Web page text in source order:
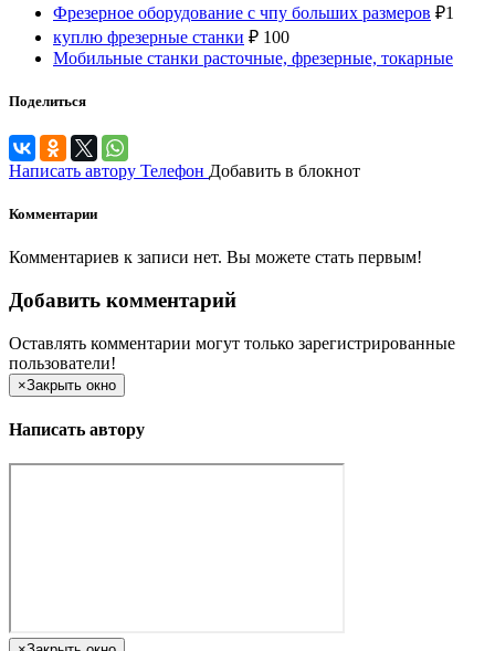
Фрезерное оборудование с чпу больших размеров ₽1
куплю фрезерные станки ₽ 100
Мобильные станки расточные, фрезерные, токарные
Поделиться
Написать автору Телефон Добавить в блокнот
Комментарии
Комментариев к записи нет. Вы можете стать первым!
Добавить комментарий
Оставлять комментарии могут только зарегистрированные
пользователи!
×Закрыть окно
Написать автору